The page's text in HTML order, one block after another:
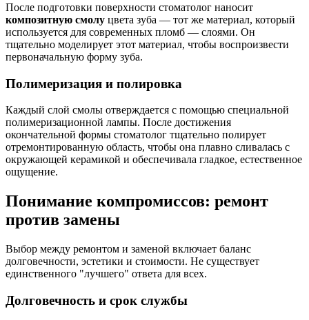
После подготовки поверхности стоматолог наносит
композитную смолу цвета зуба — тот же материал, который
используется для современных пломб — слоями. Он
тщательно моделирует этот материал, чтобы воспроизвести
первоначальную форму зуба.
Полимеризация и полировка
Каждый слой смолы отверждается с помощью специальной
полимеризационной лампы. После достижения
окончательной формы стоматолог тщательно полирует
отремонтированную область, чтобы она плавно сливалась с
окружающей керамикой и обеспечивала гладкое, естественное
ощущение.
Понимание компромиссов: ремонт
против замены
Выбор между ремонтом и заменой включает баланс
долговечности, эстетики и стоимости. Не существует
единственного "лучшего" ответа для всех.
Долговечность и срок службы